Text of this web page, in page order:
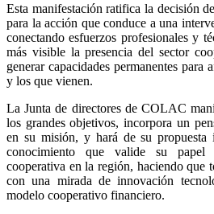
Esta manifestación ratifica la decisión
para la acción que conduce a una
conectando esfuerzos profesionales y
más visible la presencia del sector
generar capacidades permanentes para
y los que vienen.
La Junta de directores de COLAC
los grandes objetivos, incorpora un
en su misión, y hará de su propuesta
conocimiento que valide su papel
cooperativa en la región, haciendo que
con una mirada de innovación
modelo cooperativo financiero.